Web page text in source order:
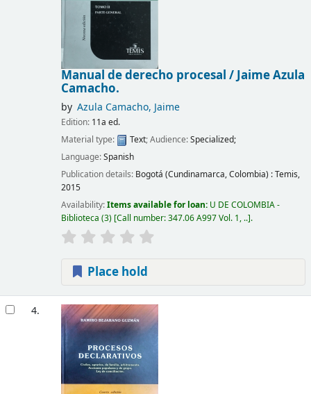
Manual de derecho procesal /Jaime Azula
Camacho.
by Azula Camacho, Jaime
Edition: 11a ed.
Material type:
Text; Audience:Specialized;
Language:Spanish
Publication details: Bogotá (Cundinamarca, Colombia) :Temis,
2015
Availability:Items available for loan: U DE COLOMBIA -
Biblioteca (3) Call number:347.06 A997 Vol. 1, .. .
Place hold
4.